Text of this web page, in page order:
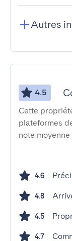
Autres
4.5
Cette
plateformes
note
4.6
4.8
4.5
4.7